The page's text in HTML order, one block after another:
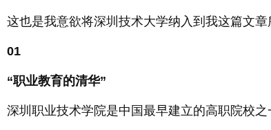
这也是我意欲将深圳技术大学纳入到我这篇文章
01
“职业教育的清华”
深圳职业技术学院是中国最早建立的高职院校之